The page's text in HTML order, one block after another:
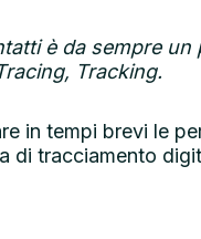
è da sempre
Tracking.
in tempi brevi le
di tracciamento